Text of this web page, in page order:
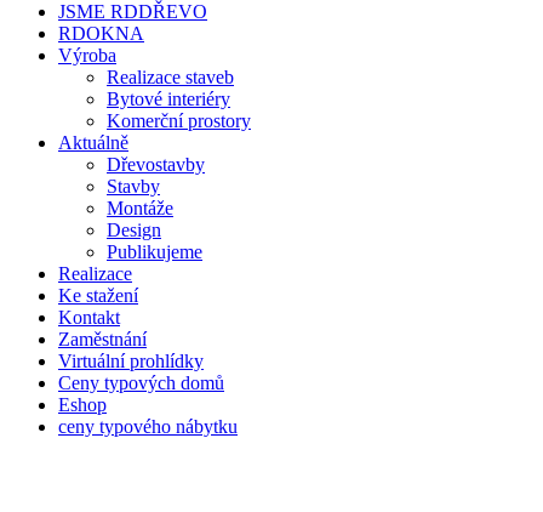
JSME RDDŘEVO
RDOKNA
Výroba
Realizace staveb
Bytové interiéry
Komerční prostory
Aktuálně
Dřevostavby
Stavby
Montáže
Design
Publikujeme
Realizace
Ke stažení
Kontakt
Zaměstnání
Virtuální prohlídky
Ceny typových domů
Eshop
ceny typového nábytku